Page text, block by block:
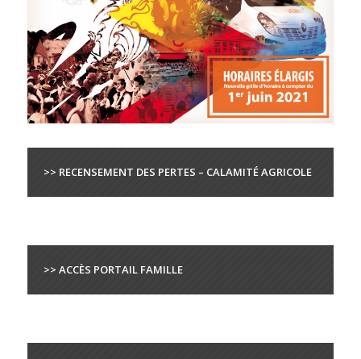
>> RECENSEMENT DES PERTES – CALAMITÉ AGRICOLE
>> ACCÈS PORTAIL FAMILLE